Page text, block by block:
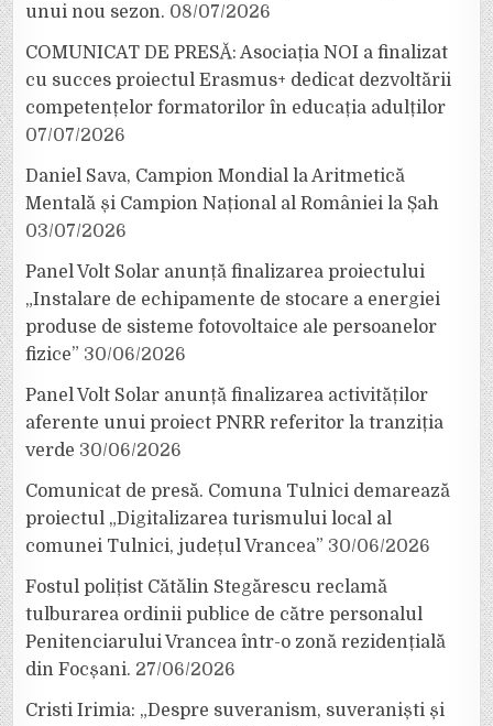
unui nou sezon. 08/07/2026
COMUNICAT DE PRESĂ: Asociația NOI a finalizat
cu succes proiectul Erasmus+ dedicat dezvoltării
competențelor formatorilor în educația adulților
07/07/2026
Daniel Sava, Campion Mondial la Aritmetică
Mentală și Campion Național al României la Șah
03/07/2026
Panel Volt Solar anunță finalizarea proiectului
„Instalare de echipamente de stocare a energiei
produse de sisteme fotovoltaice ale persoanelor
fizice” 30/06/2026
Panel Volt Solar anunță finalizarea activităților
aferente unui proiect PNRR referitor la tranziția
verde 30/06/2026
Comunicat de presă. Comuna Tulnici demarează
proiectul „Digitalizarea turismului local al
comunei Tulnici, județul Vrancea” 30/06/2026
Fostul polițist Cătălin Stegărescu reclamă
tulburarea ordinii publice de către personalul
Penitenciarului Vrancea într-o zonă rezidențială
din Focșani. 27/06/2026
Cristi Irimia: „Despre suveranism, suveraniști și